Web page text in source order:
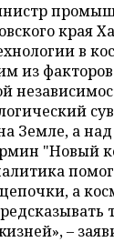
края
в
из
Земле, а
"Новый
а
–